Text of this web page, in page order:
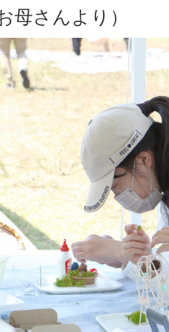
母さんより）